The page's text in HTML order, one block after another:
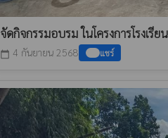
จัดกิจกรรมอบรม ในโครงการโรงเ
calendar_today 4 กันยายน 2568 แชร์